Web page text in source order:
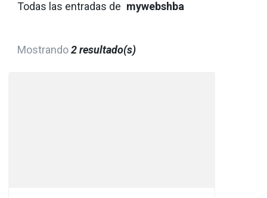
Todas las entradas de mywebshba
Mostrando2 resultado(s)